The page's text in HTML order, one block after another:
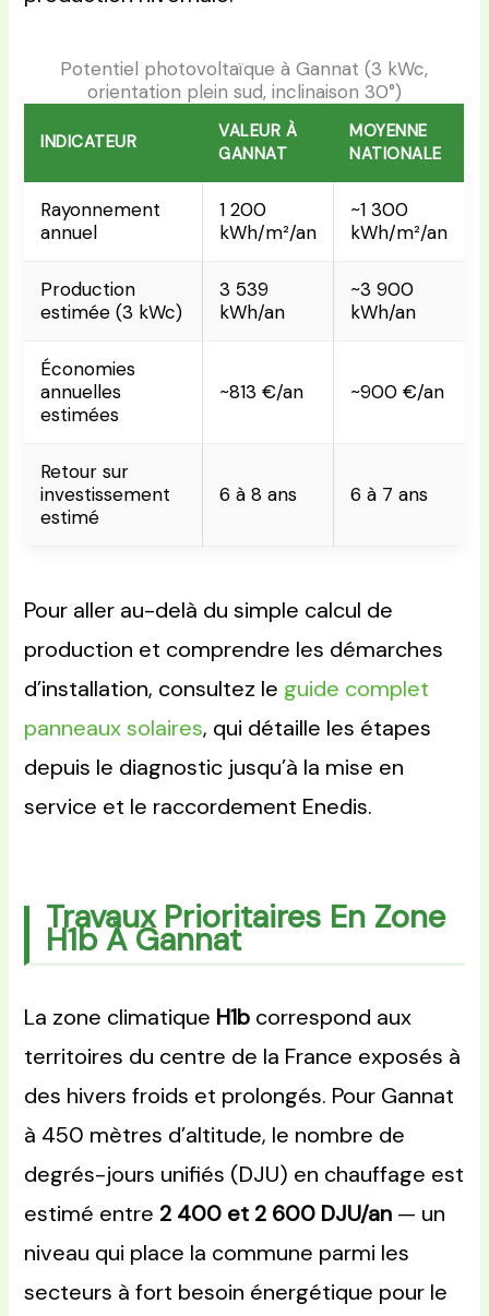
Potentiel photovoltaïque à Gannat (3 kWc,
orientation plein sud, inclinaison 30°)
INDICATEUR
VALEUR À
GANNAT
MOYENNE
NATIONALE
Rayonnement
annuel
1 200
kWh/m²/an
~1 300
kWh/m²/an
Production
estimée (3 kWc)
3 539
kWh/an
~3 900
kWh/an
Économies
annuelles
estimées
~813 €/an ~900 €/an
Retour sur
investissement
estimé
6 à 8 ans 6 à 7 ans
Pour aller au-delà du simple calcul de
production et comprendre les démarches
d’installation, consultez le guide complet
panneaux solaires, qui détaille les étapes
depuis le diagnostic jusqu’à la mise en
service et le raccordement Enedis.
Travaux Prioritaires En Zone
H1b À Gannat
La zone climatique H1b correspond aux
territoires du centre de la France exposés à
des hivers froids et prolongés. Pour Gannat
à 450 mètres d’altitude, le nombre de
degrés-jours unifiés (DJU) en chauffage est
estimé entre 2 400 et 2 600 DJU/an — un
niveau qui place la commune parmi les
secteurs à fort besoin énergétique pour le